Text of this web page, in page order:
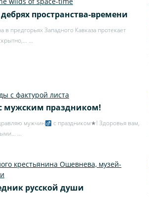
пространства-времени
в предгорьях Западного Кавказа протекает
мужским праздником!
мужчин
с праздником★! Здоровья вам,
…
русской души